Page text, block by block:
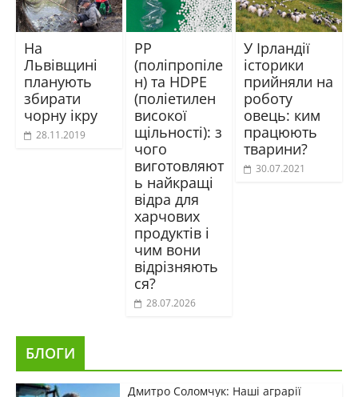
На
Львівщині
планують
збирати
чорну ікру
28.11.2019
PP
(поліпропіле
н) та HDPE
(поліетилен
високої
щільності): з
чого
виготовляют
ь найкращі
відра для
харчових
продуктів і
чим вони
відрізняють
ся?
28.07.2026
У Ірландії
історики
прийняли на
роботу
овець: ким
працюють
тварини?
30.07.2021
БЛОГИ
Дмитро Соломчук: Наші аграрії